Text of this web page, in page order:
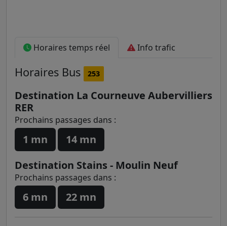
Horaires temps réel Info trafic
Horaires Bus 253
Destination La Courneuve Aubervilliers
RER
Prochains passages dans :
1 mn
14 mn
Destination Stains - Moulin Neuf
Prochains passages dans :
6 mn 22 mn